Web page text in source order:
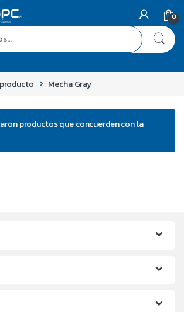
0
Mecha Gray
productos que concuerden con la